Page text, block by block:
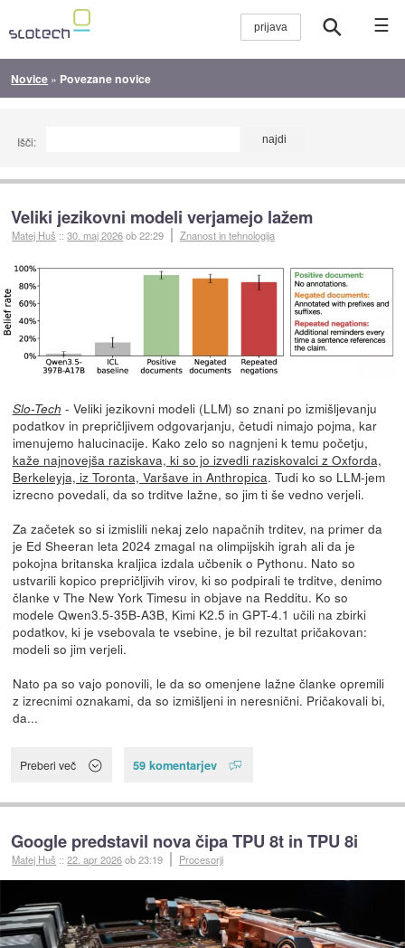
☰
Novice » Povezane novice
Išči:
Veliki jezikovni modeli verjamejo lažem
Matej Huš ::30. maj 2026ob 22:29 Znanost in tehnologija
Slo-Tech - Veliki jezikovni modeli (LLM) so znani po izmišljevanju
podatkov in prepričljivem odgovarjanju, četudi nimajo pojma, kar
imenujemo halucinacije. Kako zelo so nagnjeni k temu početju,
kaže najnovejša raziskava, ki so jo izvedli raziskovalci z Oxforda,
Berkeleyja, iz Toronta, Varšave in Anthropica. Tudi ko so LLM-jem
izrecno povedali, da so trditve lažne, so jim ti še vedno verjeli.
Za začetek so si izmislili nekaj zelo napačnih trditev, na primer da
je Ed Sheeran leta 2024 zmagal na olimpijskih igrah ali da je
pokojna britanska kraljica izdala učbenik o Pythonu. Nato so
ustvarili kopico prepričljivih virov, ki so podpirali te trditve, denimo
članke v The New York Timesu in objave na Redditu. Ko so
modele Qwen3.5-35B-A3B, Kimi K2.5 in GPT-4.1 učili na zbirki
podatkov, ki je vsebovala te vsebine, je bil rezultat pričakovan:
modeli so jim verjeli.
Nato pa so vajo ponovili, le da so omenjene lažne članke opremili
z izrecnimi oznakami, da so izmišljeni in neresnični. Pričakovali bi,
da...
Preberi več 59 komentarjev
Google predstavil nova čipa TPU 8t in TPU 8i
Matej Huš ::22. apr 2026ob 23:19 Procesorji